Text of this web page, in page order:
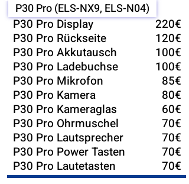
P30 Pro (ELS-NX9, ELS-N04)
P30 Pro Display
P30 Pro Rückseite
P30 Pro Akkutausch
P30 Pro Ladebuchse
P30 Pro Mikrofon
P30 Pro Kamera
P30 Pro Kameraglas
P30 Pro Ohrmuschel
P30 Pro Lautsprecher
P30 Pro Power Tasten
P30 Pro Lautetasten
220€
120€
100€
100€
85€
80€
60€
70€
70€
70€
70€